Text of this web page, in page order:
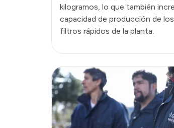
kilogramos, lo que también
capacidad de producción de
filtros rápidos de la planta.